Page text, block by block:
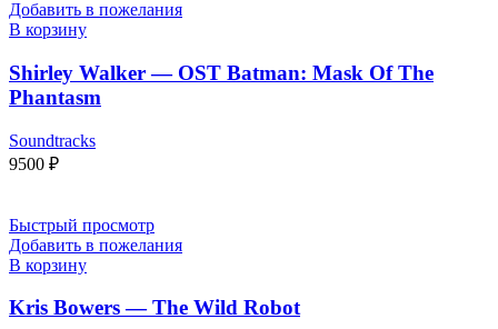
Добавить в пожелания
В корзину
Shirley Walker — OST Batman: Mask Of The
Phantasm
Soundtracks
9500 ₽
Быстрый просмотр
Добавить в пожелания
В корзину
Kris Bowers — The Wild Robot